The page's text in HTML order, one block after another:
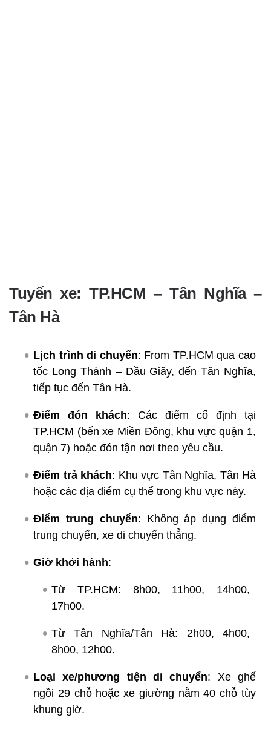
Tuyến xe: TP.HCM – Tân Nghĩa –
Tân Hà
Lịch trình di chuyển: From TP.HCM qua cao
tốc Long Thành – Dầu Giây, đến Tân Nghĩa,
tiếp tục đến Tân Hà.
Điểm đón khách: Các điểm cố định tại
TP.HCM (bến xe Miền Đông, khu vực quận 1,
quận 7) hoặc đón tận nơi theo yêu cầu.
Điểm trả khách: Khu vực Tân Nghĩa, Tân Hà
hoặc các địa điểm cụ thể trong khu vực này.
Điểm trung chuyển: Không áp dụng điểm
trung chuyển, xe di chuyển thẳng.
Giờ khởi hành:
Từ TP.HCM: 8h00, 11h00, 14h00,
17h00.
Từ Tân Nghĩa/Tân Hà: 2h00, 4h00,
8h00, 12h00.
Loại xe/phương tiện di chuyển: Xe ghế
ngồi 29 chỗ hoặc xe giường nằm 40 chỗ tùy
khung giờ.